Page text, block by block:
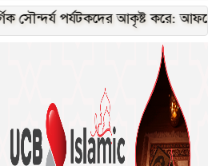
পর্যটকদের আকৃষ্ট করে: আফরোজা খানম